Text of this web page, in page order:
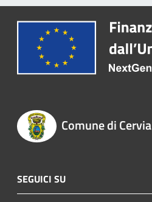
Comune di Cervia
SEGUICI SU